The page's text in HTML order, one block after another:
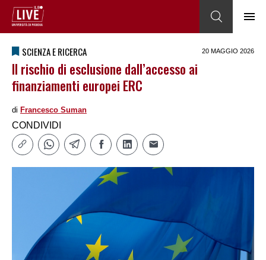
SCIENZA E RICERCA 20 MAGGIO 2026
Il rischio di esclusione dall’accesso ai
finanziamenti europei ERC
di Francesco Suman
CONDIVIDI